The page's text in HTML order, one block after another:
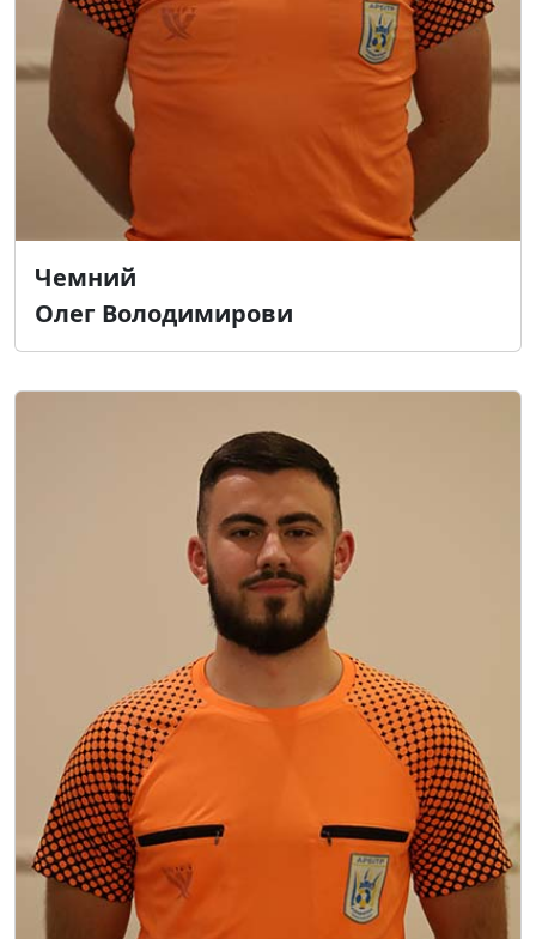
Чемний
Олег Володимирови